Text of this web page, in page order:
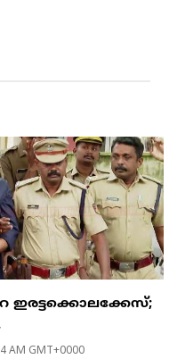
ഇരട്ടക്കൊലക്കേസ്;
AM GMT+0000